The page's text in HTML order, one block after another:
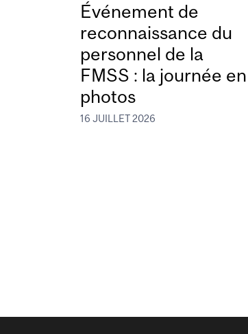
Événement de
reconnaissance du
personnel de la
FMSS : la journée en
photos
16 JUILLET 2026